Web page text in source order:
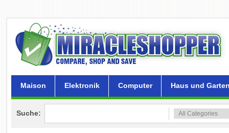
Maison Elektronik Computer Haus und
Suche: